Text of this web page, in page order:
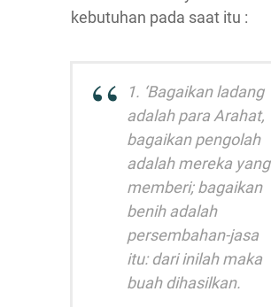
kebutuhan pada saat itu :
1. ‘Bagaikan ladang
adalah para Arahat,
bagaikan pengolah
adalah mereka yang
memberi; bagaikan
benih adalah
persembahan-jasa
itu: dari inilah maka
buah dihasilkan.